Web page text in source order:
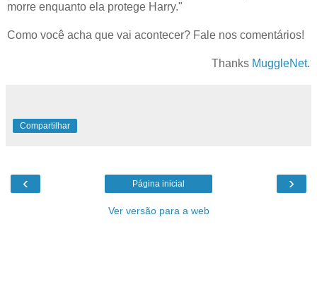
morre enquanto ela protege Harry."
Como você acha que vai acontecer? Fale nos comentários!
Thanks MuggleNet.
Compartilhar
‹ ›
Página inicial
Ver versão para a web